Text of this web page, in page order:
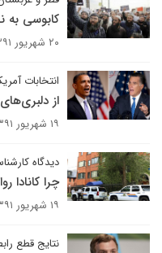
کابوسی به
۲۰ شهریور ۱۳۹۱
انتخابات
از
۱۹ شهریور ۱۳۹۱
دیدگاه
چرا کانادا
۱۹ شهریور ۱۳۹۱
نتایج قطع